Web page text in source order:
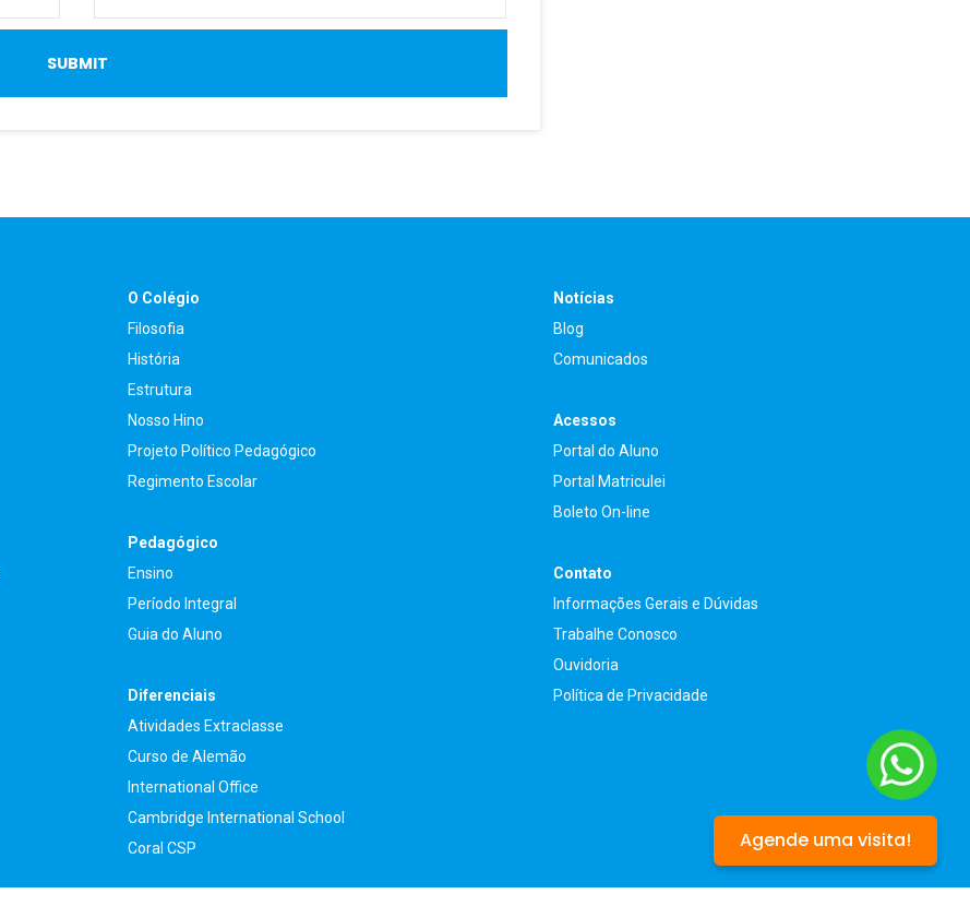
O Colégio
Filosofia
História
Estrutura
Nosso Hino
Projeto Político Pedagógico
Regimento Escolar
Pedagógico
Ensino
Período Integral
Guia do Aluno
Diferenciais
Atividades Extraclasse
Curso de Alemão
International Office
Cambridge International School
Coral CSP
Notícias
Blog
Comunicados
Acessos
Portal do Aluno
Portal Matriculei
Boleto On-line
Contato
Informações Gerais e Dúvidas
Trabalhe Conosco
Ouvidoria
Política de Privacidade
Agende uma visita!